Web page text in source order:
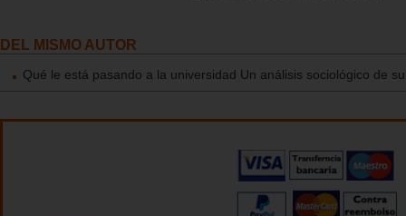
DEL MISMO AUTOR
Qué le está pasando a la universidad Un análisis sociológico de